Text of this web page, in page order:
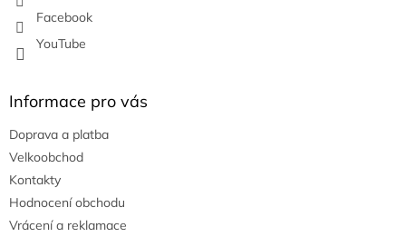
Facebook
YouTube
Informace pro vás
Doprava a platba
Velkoobchod
Kontakty
Hodnocení obchodu
Vrácení a reklamace